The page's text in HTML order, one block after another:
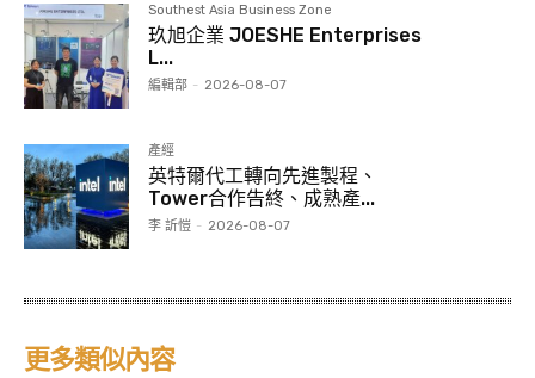
Southest Asia Business Zone
玖旭企業 JOESHE Enterprises
L...
編輯部 - 2026-08-07
產經
英特爾代工轉向先進製程、
Tower合作告終、成熟產...
李 訢愷 - 2026-08-07
更多類似內容